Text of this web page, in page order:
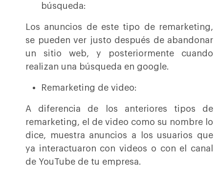
búsqueda:
Los anuncios de este tipo de remarketing,
se pueden ver justo después de abandonar
un sitio web, y posteriormente cuando
realizan una búsqueda en google.
Remarketing de video:
A diferencia de los anteriores tipos de
remarketing, el de video como su nombre lo
dice, muestra anuncios a los usuarios que
ya interactuaron con videos o con el canal
de YouTube de tu empresa.